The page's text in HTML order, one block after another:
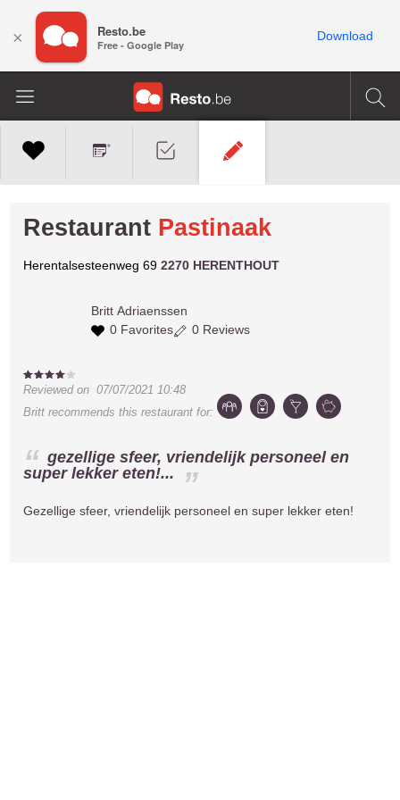
Restaurant Pastinaak
Herentalsesteenweg 692270 HERENTHOUT
Britt Adriaenssen
0 Favorites
0 Reviews
Reviewed on07/07/2021 10:48
Britt recommends this restaurant for:
gezellige sfeer, vriendelijk personeel en
super lekker eten!...
Gezellige sfeer, vriendelijk personeel en super lekker eten!
× Resto.be
Free - Google Play
Download